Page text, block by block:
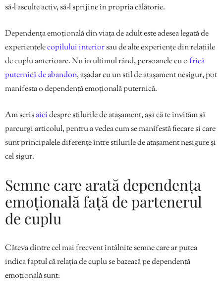
să-l asculte activ, să-l sprijine în propria călătorie.
Dependența emoțională din viața de adult este adesea legată de
experiențelecopilului interiorsau de alte experiențe din relațiile
de cuplu anterioare. Nu în ultimul rând, persoanele cu ofrică
puternică de abandon, așadar cu un stil de atașament nesigur, pot
manifesta o dependență emoțională puternică.
Am scrisaicidespre stilurile de atașament, așa că te invităm să
parcurgi articolul, pentru a vedea cum se manifestă fiecare și care
sunt principalele diferențe între stilurile de atașament nesigure și
cel sigur.
Semne care arată dependența
emoțională față de partenerul
de cuplu
Câteva dintre cel mai frecvent întâlnite semne care ar putea
indica faptul că relația de cuplu se bazează pe dependență
emoțională sunt: